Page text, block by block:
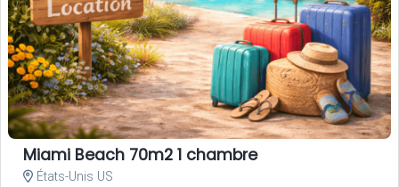
Miami Beach 70m2 1 chambre
États-Unis US